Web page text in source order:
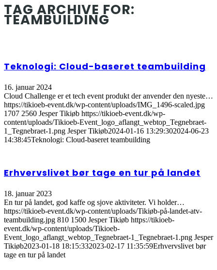
TAG ARCHIVE FOR:
TEAMBUILDING
Teknologi: Cloud-baseret teambuilding
16. januar 2024
Cloud Challenge er et tech event produkt der anvender den nyeste…
https://tikioeb-event.dk/wp-content/uploads/IMG_1496-scaled.jpg
1707 2560 Jesper Tikiøb https://tikioeb-event.dk/wp-
content/uploads/Tikioeb-Event_logo_aflangt_webtop_Tegnebraet-
1_Tegnebraet-1.png Jesper Tikiøb2024-01-16 13:29:302024-06-23
14:38:45Teknologi: Cloud-baseret teambuilding
Erhvervslivet bør tage en tur på landet
18. januar 2023
En tur på landet, god kaffe og sjove aktiviteter. Vi holder…
https://tikioeb-event.dk/wp-content/uploads/Tikiøb-på-landet-atv-
teambuilding.jpg 810 1500 Jesper Tikiøb https://tikioeb-
event.dk/wp-content/uploads/Tikioeb-
Event_logo_aflangt_webtop_Tegnebraet-1_Tegnebraet-1.png Jesper
Tikiøb2023-01-18 18:15:332023-02-17 11:35:59Erhvervslivet bør
tage en tur på landet